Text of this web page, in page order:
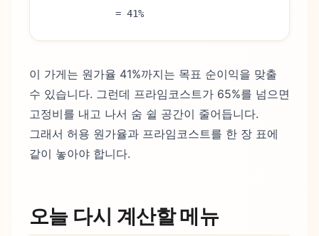
            = 41%
이 가게는 원가율 41%까지는 목표 순이익을 맞출
수 있습니다. 그런데 프라임코스트가 65%를 넘으면
고정비를 내고 나서 숨 쉴 공간이 줄어듭니다.
그래서 허용 원가율과 프라임코스트를 한 장 표에
같이 놓아야 합니다.
오늘 다시 계산할 메뉴